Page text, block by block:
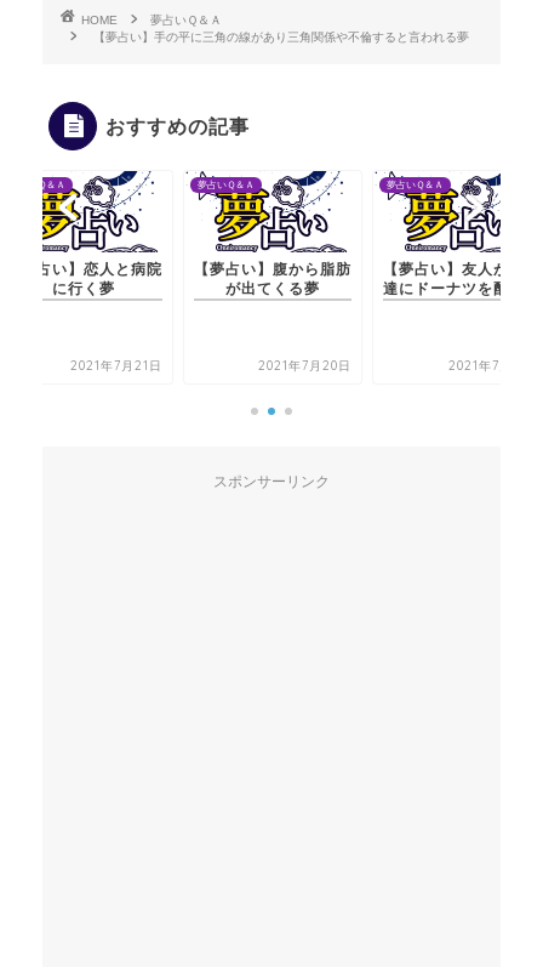
HOME
夢占いＱ＆Ａ
【夢占い】手の平に三角の線があり三角関係や不倫すると言われる夢
おすすめの記事
夢占いＱ＆Ａ
【夢占い】恋人と病院
に行く夢
2021年7月21日
夢占いＱ＆Ａ
【夢占い】腹から脂肪
が出てくる夢
2021年7月20日
夢占いＱ＆Ａ
【夢占い】友人が子供
達にドーナツを配る夢
2021年7月21日
スポンサーリンク